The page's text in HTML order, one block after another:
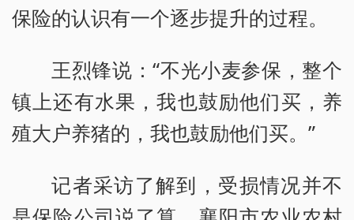
保险的认识有一个逐步提升的过程。
王烈锋说：“不光小麦参保，整个
镇上还有水果，我也鼓励他们买，养
殖大户养猪的，我也鼓励他们买。”
记者采访了解到，受损情况并不